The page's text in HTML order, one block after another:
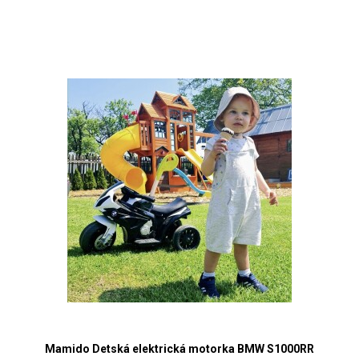
Mamido Detská elektrická motorka BMW S1000RR